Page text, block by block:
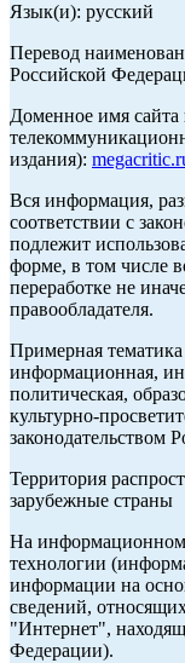
Язык(и): русский
Перевод
Российской
Доменное имя
издания):
Вся информация,
соответствии с
подлежит
форме, в том числе
переработке не
правообладателя.
Примерная
информационная,
политическая,
культурно-
законодательством
Территория
зарубежные страны
На информационном
технологии
информации на
сведений,
"Интернет",
Федерации).